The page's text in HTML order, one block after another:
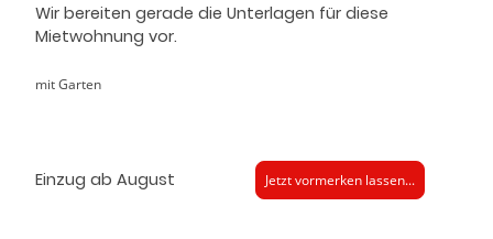
Wir bereiten gerade die Unterlagen für diese
Mietwohnung vor.
mit Garten
Einzug ab August Jetzt vormerken lassen...